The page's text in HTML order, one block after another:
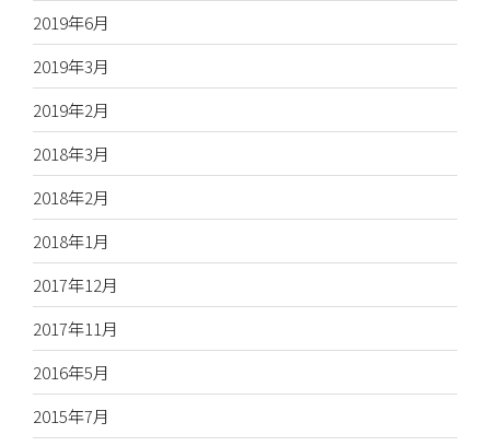
2019年6月
2019年3月
2019年2月
2018年3月
2018年2月
2018年1月
2017年12月
2017年11月
2016年5月
2015年7月